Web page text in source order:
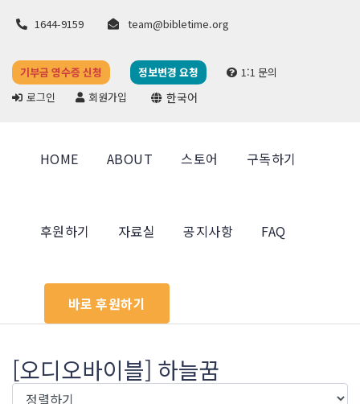
1644-9159 team@bibletime.org
기부금 영수증 신청 정보변경 요청
1:1 문의
로그인
회원가입 한국어
HOME ABOUT 스토어 구독하기
후원하기 자료실 공지사항 FAQ
바로 후원하기
[오디오바이블] 하늘꿈